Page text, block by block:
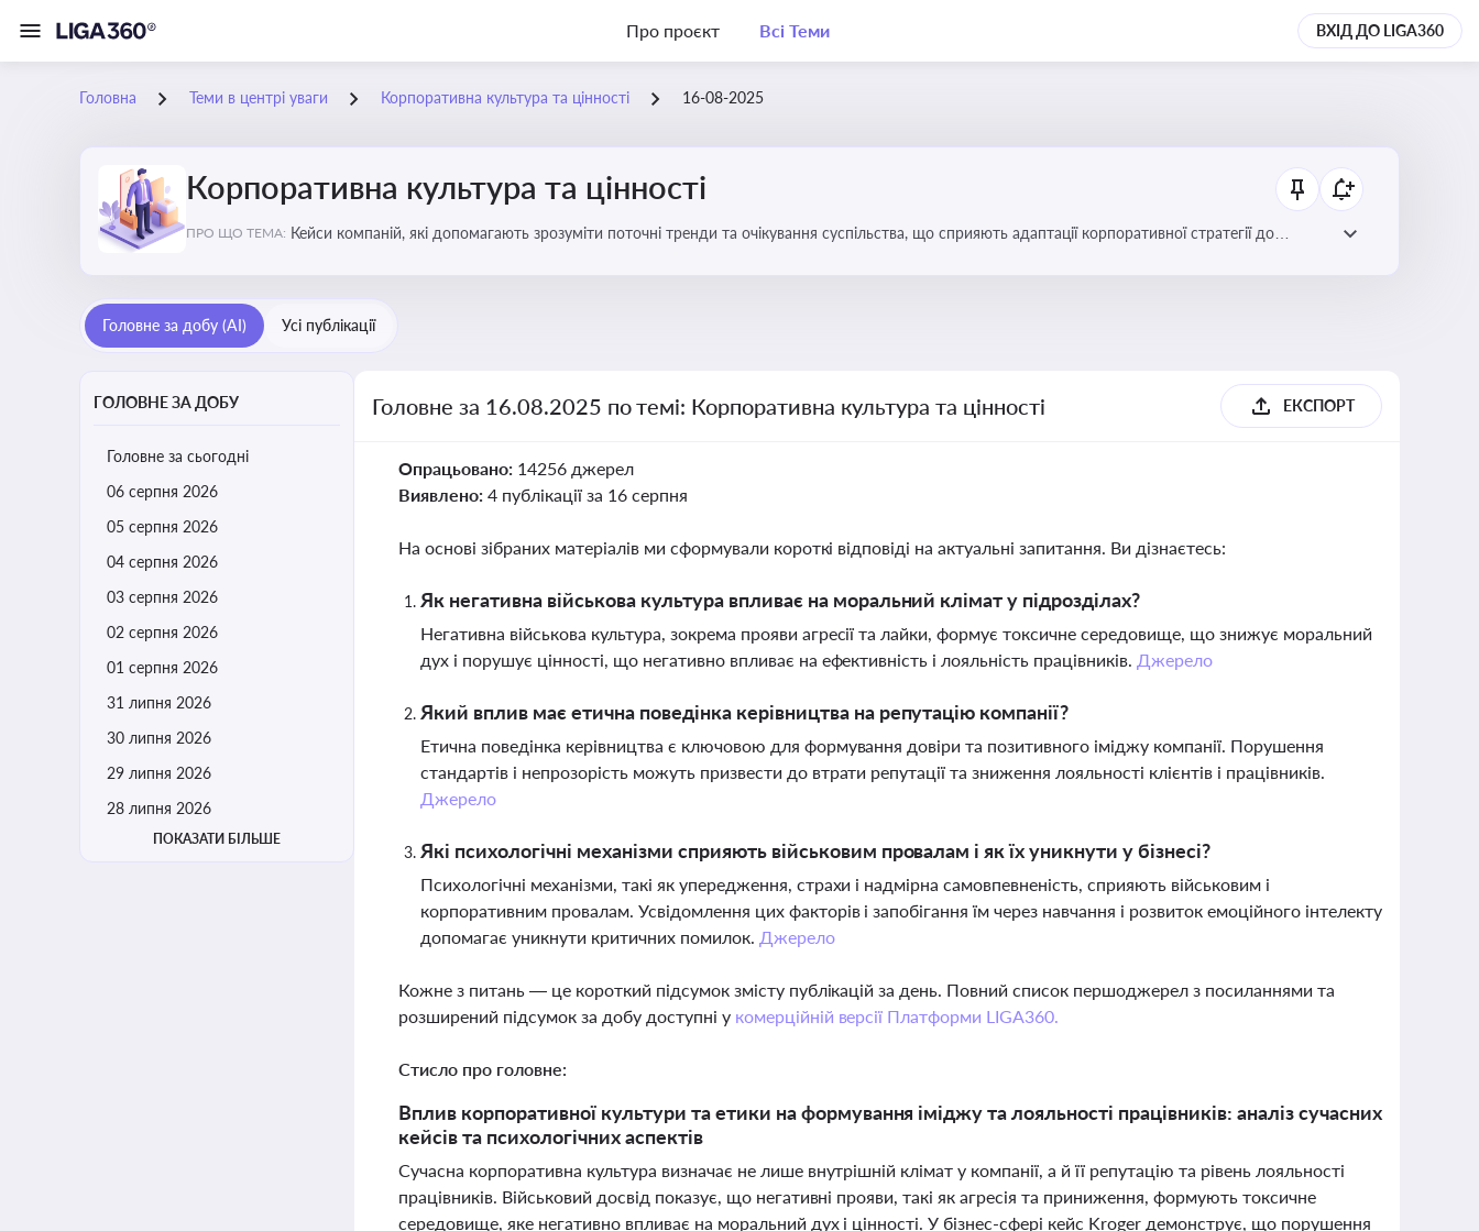
Про проєкт Всі Теми ВХІД ДО LIGA360
Головна Теми в центрі уваги Корпоративна культура та цінності 16-08-2025
Корпоративна культура та цінності
ПРО ЩО ТЕМА: Кейси компаній, які допомагають зрозуміти поточні тренди та очікування суспільства, що сприяють адаптації корпоративної стратегії до
Головне за добу (AI) Усі публікації
ГОЛОВНЕ ЗА ДОБУ
Головне за сьогодні
06 серпня 2026
05 серпня 2026
04 серпня 2026
03 серпня 2026
02 серпня 2026
01 серпня 2026
31 липня 2026
30 липня 2026
29 липня 2026
28 липня 2026
ПОКАЗАТИ БІЛЬШЕ
Головне за 16.08.2025 по темі: Корпоративна культура та цінності ЕКСПОРТ
Опрацьовано: 14256 джерел
Виявлено: 4 публікації за 16 серпня
На основі зібраних матеріалів ми сформували короткі відповіді на актуальні запитання. Ви дізнаєтесь:
Як негативна військова культура впливає на моральний клімат у підрозділах?
Негативна військова культура, зокрема прояви агресії та лайки, формує токсичне середовище, що знижує моральний
дух і порушує цінності, що негативно впливає на ефективність і лояльність працівників. Джерело
Який вплив має етична поведінка керівництва на репутацію компанії?
Етична поведінка керівництва є ключовою для формування довіри та позитивного іміджу компанії. Порушення
стандартів і непрозорість можуть призвести до втрати репутації та зниження лояльності клієнтів і працівників.
Джерело
Які психологічні механізми сприяють військовим провалам і як їх уникнути у бізнесі?
Психологічні механізми, такі як упередження, страхи і надмірна самовпевненість, сприяють військовим і
корпоративним провалам. Усвідомлення цих факторів і запобігання їм через навчання і розвиток емоційного інтелекту
допомагає уникнути критичних помилок. Джерело
Кожне з питань — це короткий підсумок змісту публікацій за день. Повний список першоджерел з посиланнями та
розширений підсумок за добу доступні у комерційній версії Платформи LIGA360.
Стисло про головне:
Вплив корпоративної культури та етики на формування іміджу та лояльності працівників: аналіз сучасних
кейсів та психологічних аспектів
Сучасна корпоративна культура визначає не лише внутрішній клімат у компанії, а й її репутацію та рівень лояльності
працівників. Військовий досвід показує, що негативні прояви, такі як агресія та приниження, формують токсичне
середовище, яке негативно впливає на моральний дух і цінності. У бізнес-сфері кейс Kroger демонструє, що порушення